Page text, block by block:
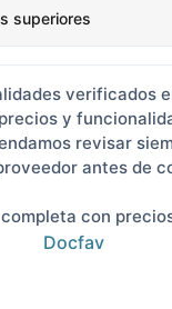
superiores
verificados
y
revisar
antes de
con
Docfav